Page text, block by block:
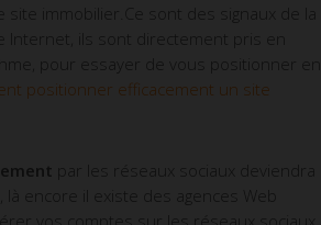
immobilier.Ce sont des signaux de la
Internet, ils sont directement pris en
pour essayer de vous positionner en
positionner efficacement un site
encore il existe des agences Web
vos comptes sur les réseaux sociaux.